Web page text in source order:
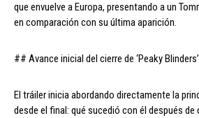
que envuelve a Europa, presentando a un
en comparación con su última aparición.
## Avance inicial del cierre de ‘Peaky Blinders’
El tráiler inicia abordando directamente la
desde el final: qué sucedió con él después de